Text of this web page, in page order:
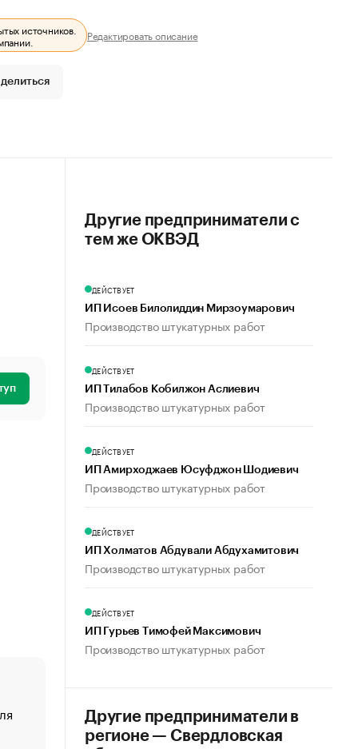
источников.
Редактировать описание
«От спорта тело стареет иначе». Как живет глава
создавшей GTA
Другие предприниматели с
тем же ОКВЭД
ДЕЙСТВУЕТ
ИП Исоев Билолиддин Мирзоумарович
Производство штукатурных работ
ДЕЙСТВУЕТ
ИП Тилабов Кобилжон Аслиевич
Производство штукатурных работ
ДЕЙСТВУЕТ
ИП Амирходжаев Юсуфджон Шодиевич
Производство штукатурных работ
ДЕЙСТВУЕТ
ИП Холматов Абдували Абдухамитович
Производство штукатурных работ
ДЕЙСТВУЕТ
ИП Гурьев Тимофей Максимович
Производство штукатурных работ
Другие предприниматели в
регионе — Свердловская